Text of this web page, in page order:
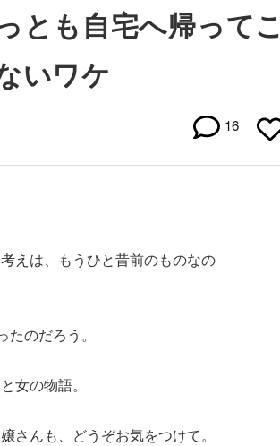
とも自宅へ帰ってこ
いワケ
16
えは、もうひと昔前のものなの
のだろう。
女の物語。
んも、どうぞお気をつけて。